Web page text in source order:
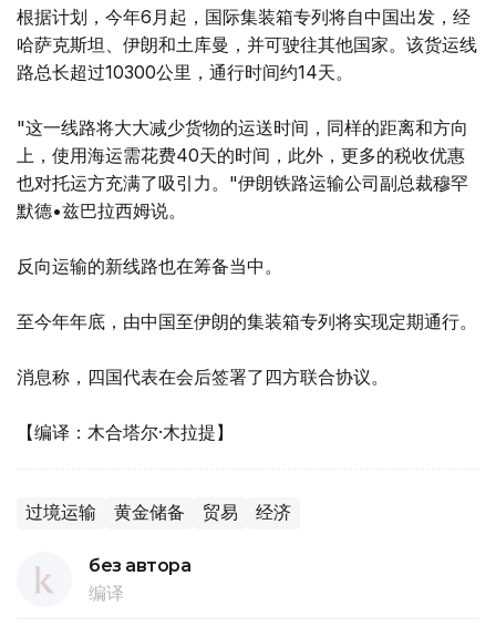
根据计划，今年6月起，国际集装箱专列将自中国出发，经
哈萨克斯坦、伊朗和土库曼，并可驶往其他国家。该货运线
路总长超过10300公里，通行时间约14天。
"这一线路将大大减少货物的运送时间，同样的距离和方向
上，使用海运需花费40天的时间，此外，更多的税收优惠
也对托运方充满了吸引力。"伊朗铁路运输公司副总裁穆罕
默德•兹巴拉西姆说。
反向运输的新线路也在筹备当中。
至今年年底，由中国至伊朗的集装箱专列将实现定期通行。
消息称，四国代表在会后签署了四方联合协议。
【编译：木合塔尔·木拉提】
过境运输 黄金储备 贸易 经济
без автора
编译